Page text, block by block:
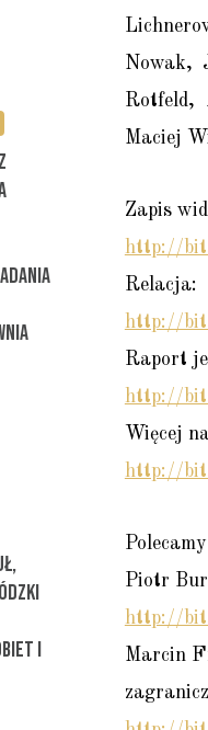
Nowak,
Rotfeld,
Maciej
Zapis
http://
Relacja:
http://
Raport
http://
Więcej
http://
Piotr
http://
Marcin
I